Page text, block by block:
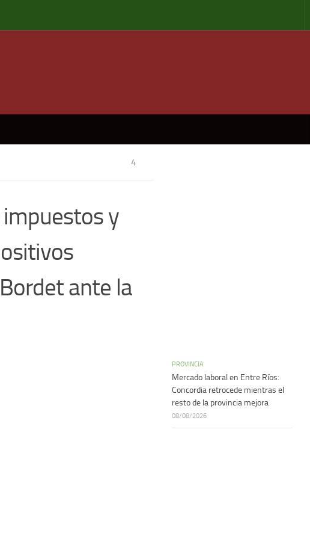
4
y
ante la
PROVINCIA
Mercado laboral en Entre Ríos:
Concordia retrocede mientras el
resto de la provincia mejora
08/08/2026